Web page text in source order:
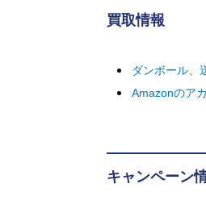
買取情報
ダンボール、
Amazonのア
キャンペーン